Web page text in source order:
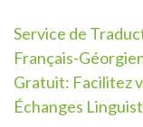
Navigation
de
l’article
Service de
Français-
Gratuit: Facilitez
Échanges